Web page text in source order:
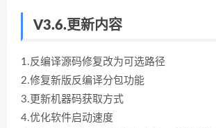
V3.6.更新内容
1.反编译源码修复改为可选路径
2.修复新版反编译分包功能
3.更新机器码获取方式
4.优化软件启动速度